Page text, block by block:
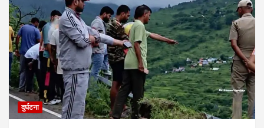
दुर्घटना